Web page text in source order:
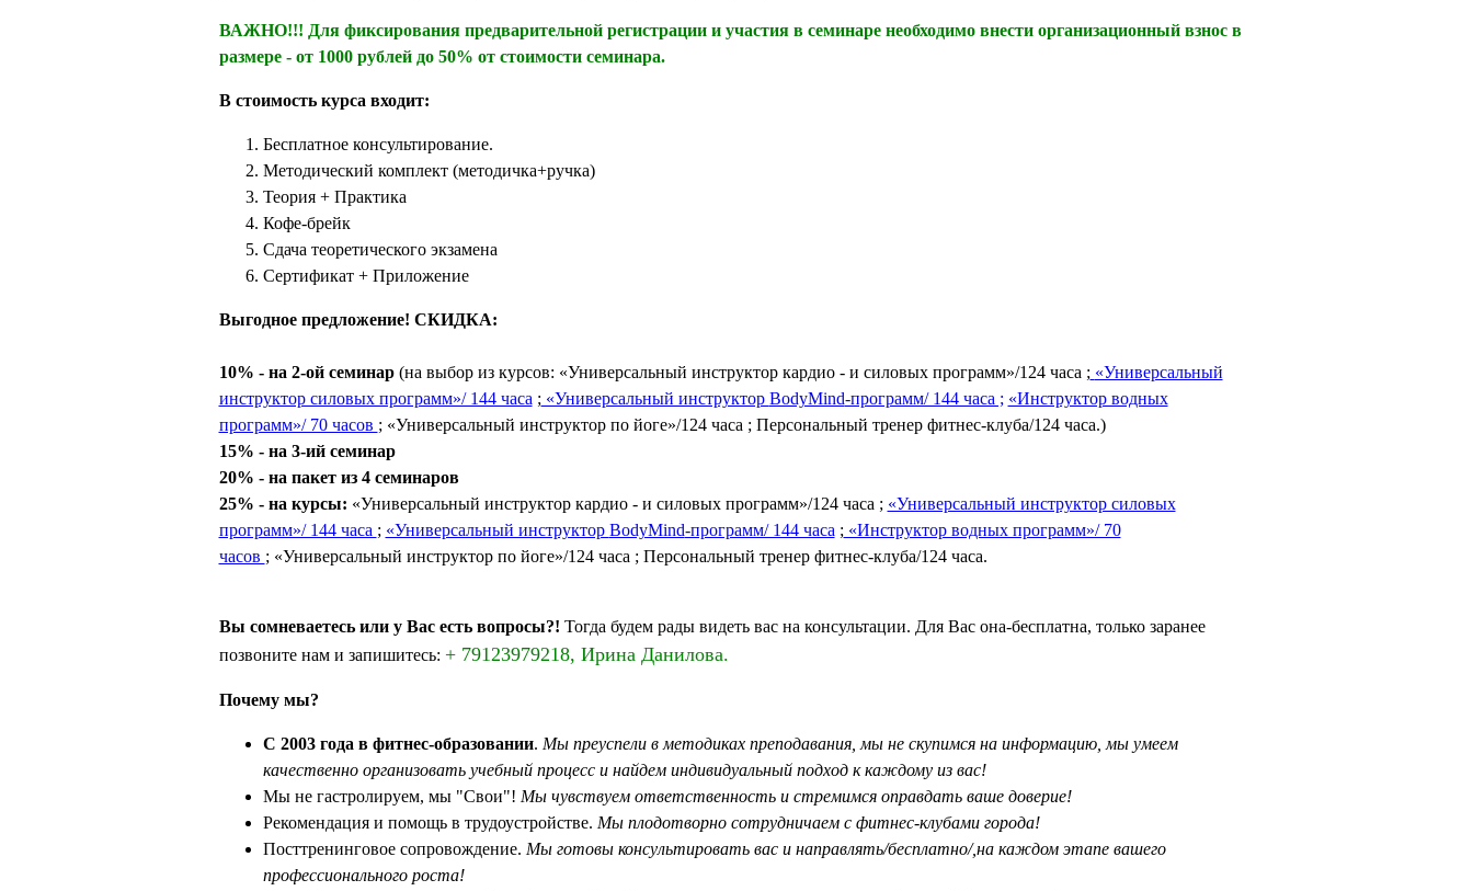
ВАЖНО!!! Для фиксирования предварительной регистрации и участия в семинаре необходимо внести организационный взнос в
размере - от 1000 рублей до 50% от стоимости семинара.
В стоимость курса входит:
Бесплатное консультирование.
Методический комплект (методичка+ручка)
Теория + Практика
Кофе-брейк
Сдача теоретического экзамена
Сертификат + Приложение
Выгодное предложение! СКИДКА:
10% - на 2-ой семинар(на выбор из курсов: «Универсальный инструктор кардио - и силовых программ»/124 часа ; «Универсальный
инструктор силовых программ»/ 144 часа;«Универсальный инструктор BodyMind-программ/ 144 часа ; «Инструктор водных
программ»/ 70 часов ; «Универсальный инструктор по йоге»/124 часа ; Персональный тренер фитнес-клуба/124 часа.)
15% - на 3-ий семинар
20% - на пакет из 4 семинаров
25% - на курсы: «Универсальный инструктор кардио - и силовых программ»/124 часа ; «Универсальный инструктор силовых
программ»/ 144 часа ; «Универсальный инструктор BodyMind-программ/ 144 часа;«Инструктор водных программ»/ 70
часов ; «Универсальный инструктор по йоге»/124 часа ; Персональный тренер фитнес-клуба/124 часа.
Вы сомневаетесь или у Вас есть вопросы?! Тогда будем рады видеть вас на консультации. Для Вас она-бесплатна, только заранее
позвоните нам и запишитесь: + 79123979218, Ирина Данилова.
Почему мы?
С 2003 года в фитнес-образовании. Мы преуспели в методиках преподавания, мы не скупимся на информацию, мы умеем
качественно организовать учебный процесс и найдем индивидуальный подход к каждому из вас!
Мы не гастролируем, мы "Свои"! Мы чувствуем ответственность и стремимся оправдать ваше доверие!
Рекомендация и помощь в трудоустройстве. Мы плодотворно сотрудничаем с фитнес-клубами города!
Посттренинговое сопровождение. Мы готовы консультировать вас и направлять/бесплатно/,на каждом этапе вашего
профессионального роста!